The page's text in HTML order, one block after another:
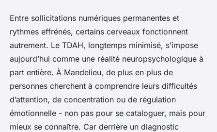
Soutien psychologique pour
TDAH à Mandelieu : comment
l'obtenir ?
Silvère•11/05/2026 16:52•11 min de lecture
Entre sollicitations numériques permanentes et
rythmes effrénés, certains cerveaux fonctionnent
autrement. Le TDAH, longtemps minimisé, s’impose
aujourd’hui comme une réalité neuropsychologique à
part entière. À Mandelieu, de plus en plus de
personnes cherchent à comprendre leurs difficultés
d’attention, de concentration ou de régulation
émotionnelle - non pas pour se cataloguer, mais pour
mieux se connaître. Car derrière un diagnostic